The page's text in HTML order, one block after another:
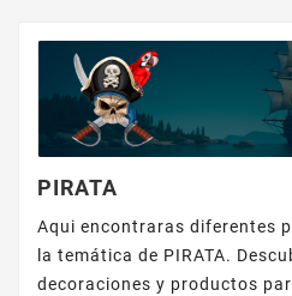
PIRATA
Aqui encontraras diferentes
la temática de PIRATA.
decoraciones y productos